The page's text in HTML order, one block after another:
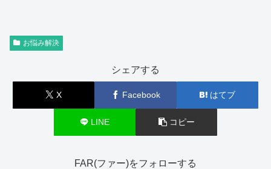
お悩み解決
シェアする
X Facebook はてブ
LINE コピー
FAR(ファー)をフォローする